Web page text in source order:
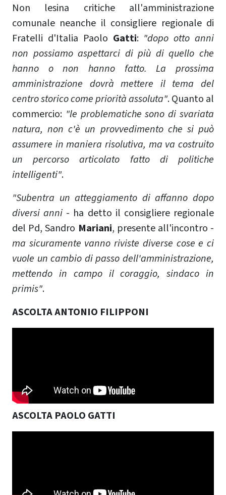
Non lesina critiche all'amministrazione
comunale neanche il consigliere regionale di
Fratelli d'Italia Paolo Gatti: "dopo otto anni
non possiamo aspettarci di più di quello che
hanno o non hanno fatto. La prossima
amministrazione dovrà mettere il tema del
centro storico come priorità assoluta". Quanto al
commercio: "le problematiche sono di svariata
natura, non c'è un provvedimento che si può
assumere in maniera risolutiva, ma va costruito
un percorso articolato fatto di politiche
intelligenti".
"Subentra un atteggiamento di affanno dopo
diversi anni - ha detto il consigliere regionale
del Pd, Sandro Mariani, presente all'incontro -
ma sicuramente vanno riviste diverse cose e ci
vuole un cambio di passo dell'amministrazione,
mettendo in campo il coraggio, sindaco in
primis".
ASCOLTA ANTONIO FILIPPONI
ASCOLTA PAOLO GATTI